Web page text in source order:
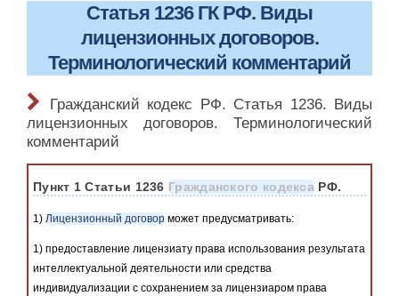
ОКВЭД 2019
Онлайн-кассы 2019: 54-ФЗ!
Законодательство
Статья 1236 ГК РФ. Виды
лицензионных договоров.
Терминологический комментарий
Гражданский кодекс РФ. Статья 1236. Виды
лицензионных договоров. Терминологический
комментарий
Пункт 1 Статьи 1236Гражданского кодекса РФ.
1) Лицензионный договор может предусматривать:
1) предоставление лицензиату права использования результата
интеллектуальной деятельности или средства
индивидуализации с сохранением за лицензиаром права